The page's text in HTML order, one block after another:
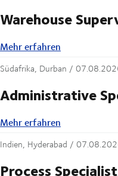
Warehouse
Mehr erfahren
Mehr erfahren
Südafrika, Durban /
Administrative
Mehr erfahren
Mehr erfahren
Indien, Hyderabad /
Process Specialist